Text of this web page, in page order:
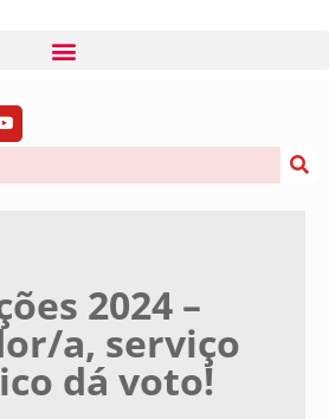
2024 –
a, serviço
dá voto!